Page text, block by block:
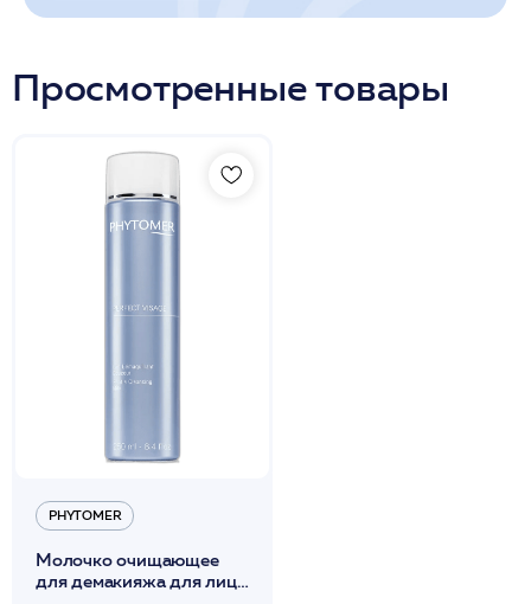
Просмотренные товары
PHYTOMER
Молочко очищающее
для демакияжа для лица